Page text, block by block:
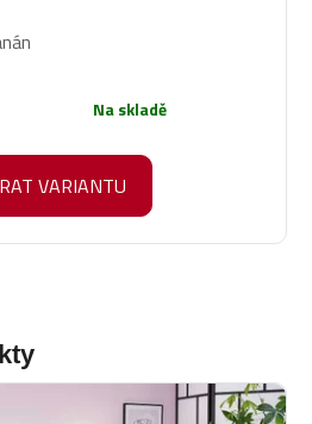
Na skladě
VARIANTU